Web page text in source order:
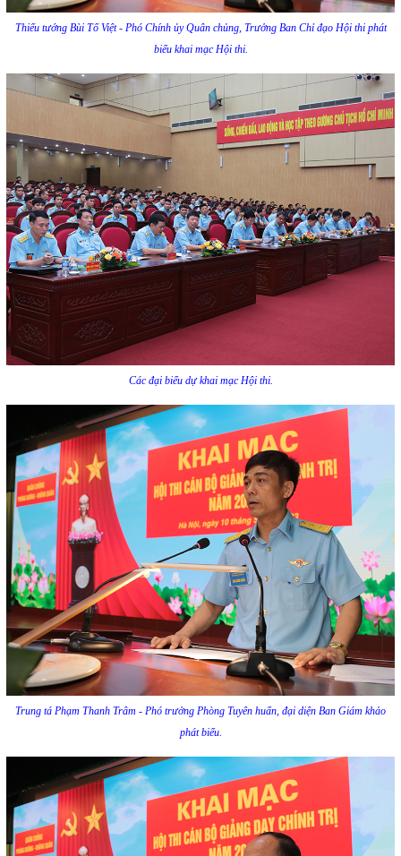
Thiếu tướng Bùi Tố Việt - Phó Chính ủy Quân chủng, Trưởng Ban Chỉ đạo Hội thi phát
biểu khai mạc Hội thi.
Các đại biểu dự khai mạc Hội thi.
Trung tá Phạm Thanh Trâm - Phó trưởng Phòng Tuyên huấn, đại diện Ban Giám khảo
phát biểu.